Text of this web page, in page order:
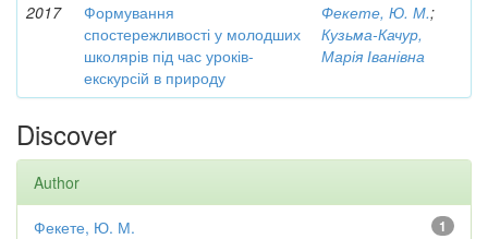
2017
Формування
спостережливості у молодших
школярів під час уроків-
екскурсій в природу
Фекете, Ю. М.;
Кузьма-Качур,
Марія Іванівна
Discover
Author
1
Фекете, Ю. М.